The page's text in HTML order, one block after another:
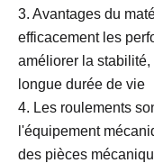
3. Avantages du
efficacement les
améliorer la
longue durée de vie
4. Les roulements
l'équipement
des pièces